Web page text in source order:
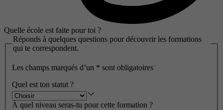
Quelle école est faite pour toi ?
Réponds à quelques questions pour découvrir les formations
qui te correspondent.
Les champs marqués d’un * sont obligatoires
Quel est ton statut ?
À quel niveau seras-tu pour cette formation ?